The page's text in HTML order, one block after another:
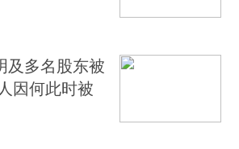
及多名股东被
因何此时被